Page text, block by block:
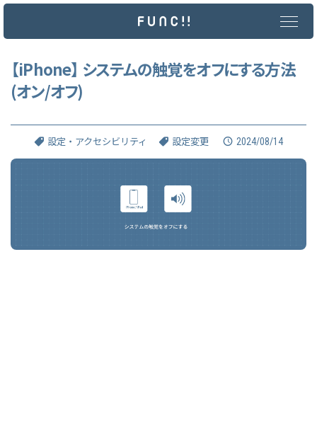
メ
ン
【iPhone】 システムの触覚をオフにする方法
(オン/オフ)
設定・アクセシビリティ 設定変更 2024/08/14